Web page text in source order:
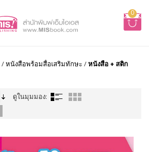
0
/หนังสือพร้อมสื่อเสริมทักษะ /หนังสือ + สติก
ดูในมุมมอง: